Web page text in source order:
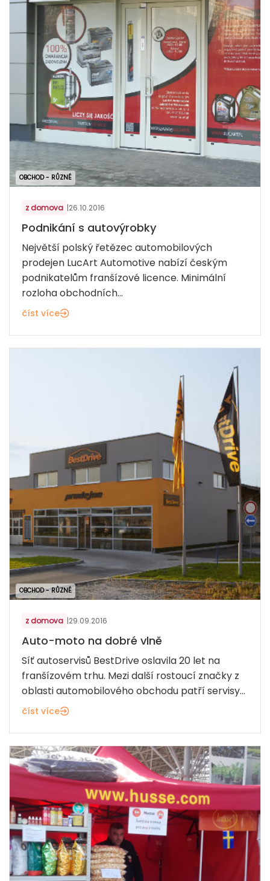
OBCHOD - RŮZNÉ
z domova |26.10.2016
Podnikání s autovýrobky
Největší polský řetězec automobilových
prodejen LucArt Automotive nabízí českým
podnikatelům franšízové licence. Minimální
rozloha obchodních...
číst více
OBCHOD - RŮZNÉ
z domova |29.09.2016
Auto-moto na dobré vlně
Síť autoservisů BestDrive oslavila 20 let na
franšízovém trhu. Mezi další rostoucí značky z
oblasti automobilového obchodu patří servisy...
číst více